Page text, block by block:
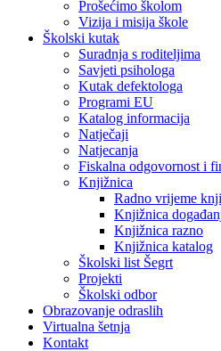
Prošećimo školom
Vizija i misija škole
Školski kutak
Suradnja s roditeljima
Savjeti psihologa
Kutak defektologa
Programi EU
Katalog informacija
Natječaji
Natjecanja
Fiskalna odgovornost i
Knjižnica
Radno vrijeme
Knjižnica
Knjižnica razno
Knjižnica katalog
Školski list Šegrt
Projekti
Školski odbor
Obrazovanje odraslih
Virtualna šetnja
Kontakt